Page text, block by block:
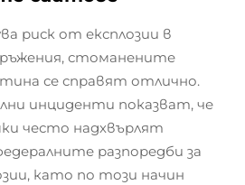
риск от експлозии в
стоманените
се справят отлично.
инциденти показват, че
често надхвърлят
разпоредби за
като по този начин